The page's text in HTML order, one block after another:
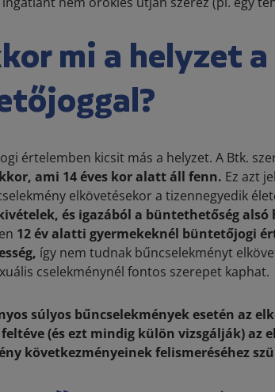
mi a helyzet a
értelemben kicsit más a helyzet. A Btk.
ami 14 éves kor alatt áll fenn. Ez azt
elkövetésekor a tizennegyedik
és igazából a büntethetőség alsó
12 év alatti gyermekeknél büntetőjogi
így nem tudnak bűncselekményt
cselekménynél fontos szerepet kaphat.
súlyos bűncselekmények esetén az
(és ezt mindig külön vizsgálják) az
következményeinek felismeréséhez